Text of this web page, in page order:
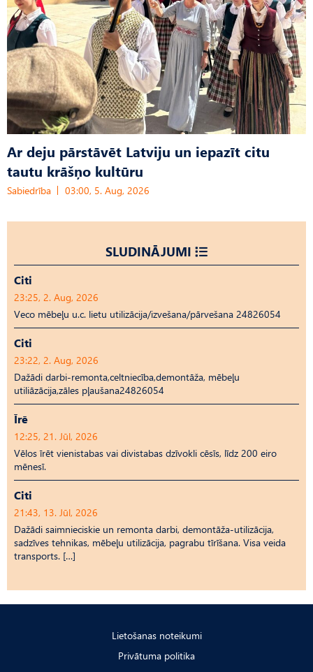
Ar deju pārstāvēt Latviju un iepazīt citu
tautu krāšņo kultūru
Sabiedrība 03:00, 5. Aug, 2026
SLUDINĀJUMI
Citi
23:25, 2. Aug, 2026
Veco mēbeļu u.c. lietu utilizācija/izvešana/pārvešana 24826054
Citi
23:22, 2. Aug, 2026
Dažādi darbi-remonta,celtniecība,demontāža, mēbeļu
utiliāzācija,zāles pļaušana24826054
Īrē
12:25, 21. Jūl, 2026
Vēlos īrēt vienistabas vai divistabas dzīvokli cēsīs, līdz 200 eiro
mēnesī.
Citi
21:43, 13. Jūl, 2026
Dažādi saimnieciskie un remonta darbi, demontāža-utilizācija,
sadzīves tehnikas, mēbeļu utilizācija, pagrabu tīrīšana. Visa veida
transports. […]
Lietošanas noteikumi
Privātuma politika